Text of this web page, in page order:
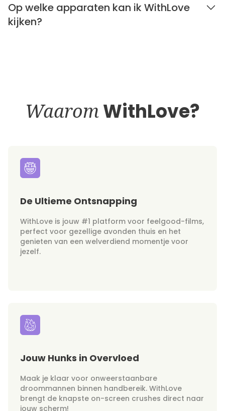
Op welke apparaten kan ik WithLove
kijken?
WaaromWithLove?
De Ultieme Ontsnapping
WithLove is jouw #1 platform voor feelgood-films,
perfect voor gezellige avonden thuis en het
genieten van een welverdiend momentje voor
jezelf.
Jouw Hunks in Overvloed
Maak je klaar voor onweerstaanbare
droommannen binnen handbereik. WithLove
brengt de knapste on-screen crushes direct naar
jouw scherm!